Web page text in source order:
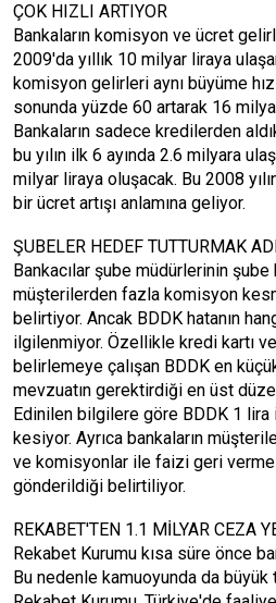
ÇOK HIZLI ARTIYOR
Bankaların komisyon ve ücret
2009'da yıllık 10 milyar liraya
komisyon gelirleri aynı büyüme
sonunda yüzde 60 artarak 16
Bankaların sadece kredilerden
bu yılın ilk 6 ayında 2.6 milyara
milyar liraya oluşacak. Bu 2008
bir ücret artışı anlamına geliyor.
ŞUBELER HEDEF TUTTURMAK
Bankacılar şube müdürlerinin
müşterilerden fazla komisyon
belirtiyor. Ancak BDDK hatanın
ilgilenmiyor. Özellikle kredi kartı
belirlemeye çalışan BDDK en
mevzuatın gerektirdiği en üst
Edinilen bilgilere göre BDDK 1
kesiyor. Ayrıca bankaların
ve komisyonlar ile faizi geri
gönderildiği belirtiliyor.
REKABET'TEN 1.1 MİLYAR CEZA
Rekabet Kurumu kısa süre önce
Bu nedenle kamuoyunda da büyük